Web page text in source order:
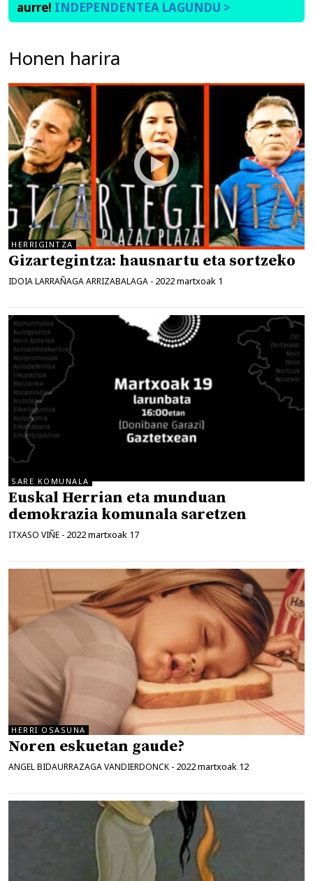
aurre! INDEPENDENTEA LAGUNDU >
Honen harira
HERRIGINTZA
Gizartegintza: hausnartu eta sortzeko
IDOIA LARRAÑAGA ARRIZABALAGA - 2022 martxoak 1
SARE KOMUNALA
Euskal Herrian eta munduan
demokrazia komunala saretzen
ITXASO VIÑE - 2022 martxoak 17
HERRI OSASUNA
Noren eskuetan gaude?
ANGEL BIDAURRAZAGA VANDIERDONCK - 2022 martxoak 12